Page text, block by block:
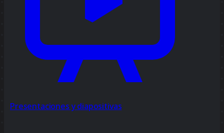
Presentaciones y diapositivas